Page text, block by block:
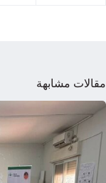
مقالات مشابهة